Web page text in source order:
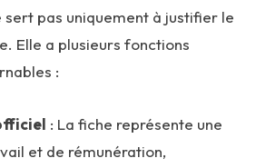
sert pas uniquement à justifier le
Elle a plusieurs fonctions
:
: La fiche représente une
et de rémunération,